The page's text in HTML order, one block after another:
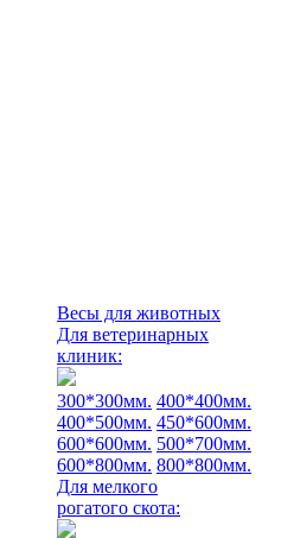
Весы для животных
Для ветеринарных
клиник:
300*300мм. 400*400мм.
400*500мм. 450*600мм.
600*600мм. 500*700мм.
600*800мм. 800*800мм.
Для мелкого
рогатого скота: